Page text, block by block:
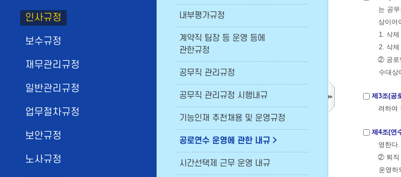
인사규정 내부평가규정
계약직 팀장 등 운영 등에
관한규정
공무직 관리규정
공무직 관리규정 시행내규
기능인재 추천채용 및 운영규정
공로연수 운영에 관한 내규
시간선택제 근무 운영 내규
보수규정
재무관리규정
일반관리규정
업무절차규정
보안규정
노사규정